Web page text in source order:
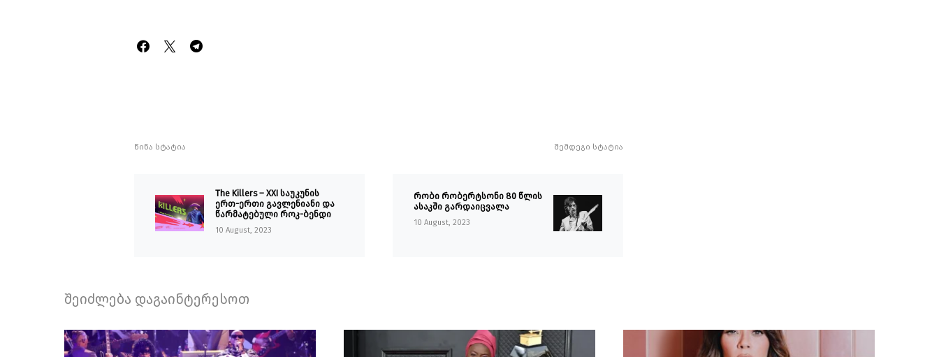
წინა სტატია
The Killers – XXI საუკუნის
ერთ-ერთი გავლენიანი და
წარმატებული როკ-ბენდი
10 August, 2023
შემდეგი სტატია
რობი რობერტსონი 80 წლის
ასაკში გარდაიცვალა
10 August, 2023
შეიძლება დაგაინტერესოთ